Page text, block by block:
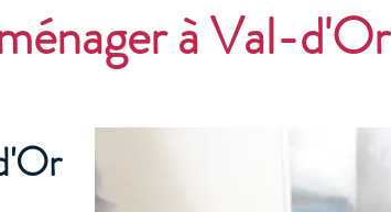
à Val-d'Or